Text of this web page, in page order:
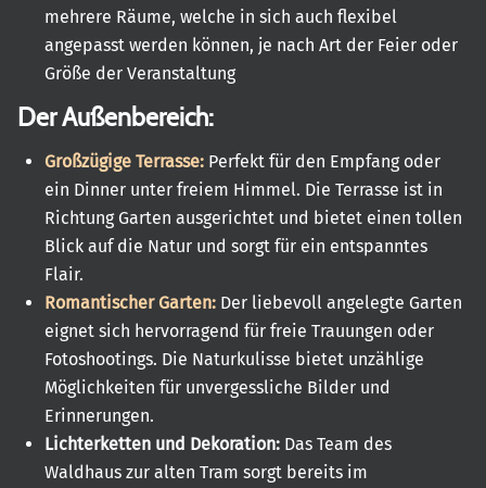
mehrere Räume, welche in sich auch flexibel
angepasst werden können, je nach Art der Feier oder
Größe der Veranstaltung
Der Außenbereich:
Großzügige Terrasse: Perfekt für den Empfang oder
ein Dinner unter freiem Himmel. Die Terrasse ist in
Richtung Garten ausgerichtet und bietet einen tollen
Blick auf die Natur und sorgt für ein entspanntes
Flair.
Romantischer Garten: Der liebevoll angelegte Garten
eignet sich hervorragend für freie Trauungen oder
Fotoshootings. Die Naturkulisse bietet unzählige
Möglichkeiten für unvergessliche Bilder und
Erinnerungen.
Lichterketten und Dekoration: Das Team des
Waldhaus zur alten Tram sorgt bereits im